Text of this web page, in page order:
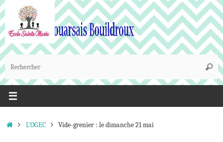
Passer
au
contenu
:
AccueilL'OGEC Vide-grenier : le dimanche 21 mai